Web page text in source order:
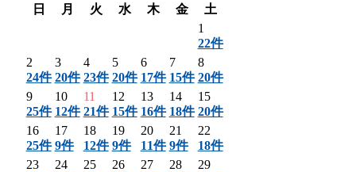
日
月 火 水 木 金
土
1
22件
2
24件
3
20件
4
23件
5
20件
6
17件
7
15件
8
20件
9
25件
10
12件
11
21件
12
15件
13
16件
14
18件
15
20件
16
25件
17
9件
18
12件
19
9件
20
11件
21
9件
22
18件
23
24
25
26
27
28
29